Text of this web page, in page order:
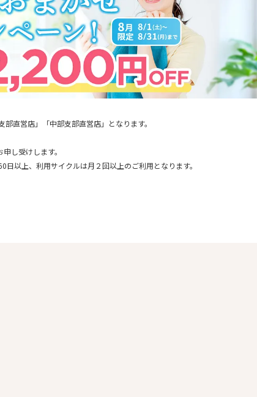
直営店」「中部支部直営店」となります。
し受けします。
日以上、利用サイクルは月２回以上のご利用となります。